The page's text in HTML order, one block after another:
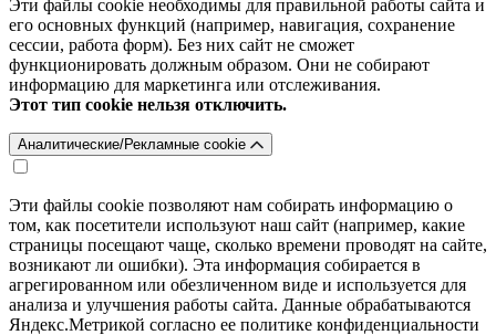
Эти файлы cookie необходимы для правильной работы сайта и
его основных функций (например, навигация, сохранение
сессии, работа форм). Без них сайт не сможет
функционировать должным образом. Они не собирают
информацию для маркетинга или отслеживания.
Этот тип cookie нельзя отключить.
Аналитические/Рекламные cookie
Эти файлы cookie позволяют нам собирать информацию о
том, как посетители используют наш сайт (например, какие
страницы посещают чаще, сколько времени проводят на сайте,
возникают ли ошибки). Эта информация собирается в
агрегированном или обезличенном виде и используется для
анализа и улучшения работы сайта. Данные обрабатываются
Яндекс.Метрикой согласно ее политике конфиденциальности